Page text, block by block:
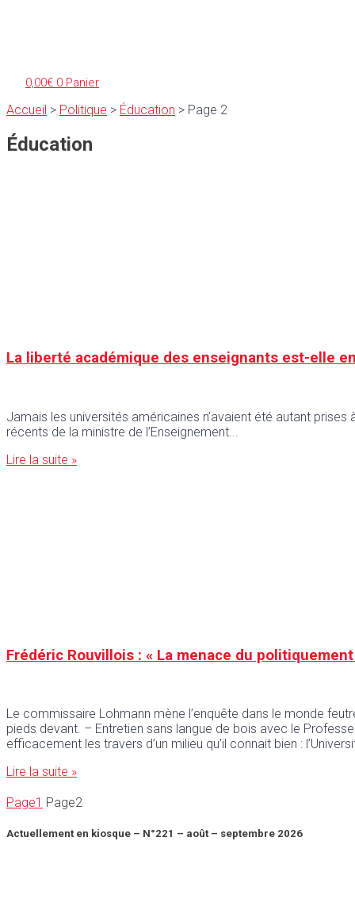
0,00€ 0 Panier
Accueil > Politique > Éducation > Page 2
Éducation
La liberté académique des enseignants est-elle
Jamais les universités américaines n’avaient été autant
récents de la ministre de l’Enseignement
Lire la suite »
Frédéric Rouvillois : « La menace du
Le commissaire Lohmann mène l’enquête dans le monde
pieds devant. – Entretien sans langue de bois avec le
efficacement les travers d’un milieu qu’il connait bien :
Lire la suite »
Page1 Page2
Actuellement en kiosque – N°221 – août – septembre 2026